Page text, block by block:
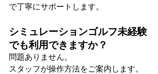
で丁寧にサポートします。
シミュレーションゴルフ未経験
でも利用できますか？
問題ありません。
スタッフが操作方法をご案内します。